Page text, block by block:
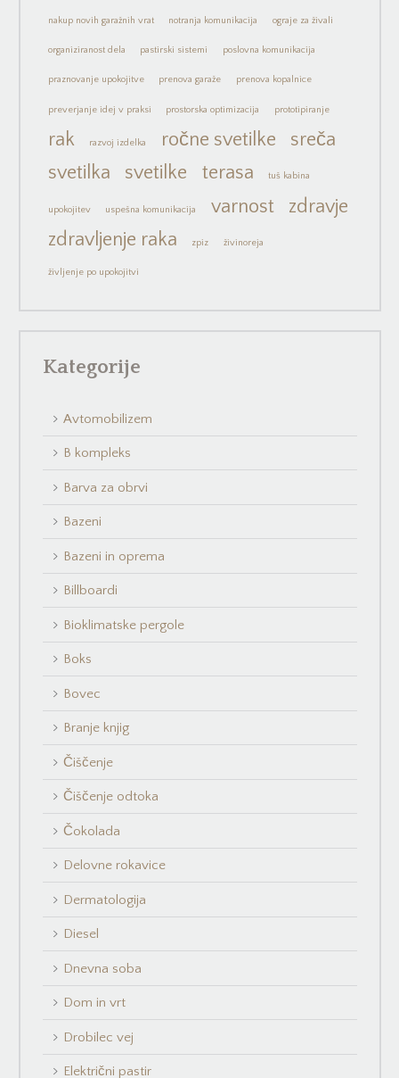
nakup novih garažnih vrat notranja komunikacija ograje za živali
organiziranost dela pastirski sistemi poslovna komunikacija
praznovanje upokojitve prenova garaže prenova kopalnice
preverjanje idej v praksi prostorska optimizacija prototipiranje
rak razvoj izdelka ročne svetilke
sreča
svetilka
svetilke terasa tuš kabina
upokojitev uspešna komunikacija varnost
zdravje
zdravljenje raka
zpiz živinoreja
življenje po upokojitvi
Kategorije
Avtomobilizem
B kompleks
Barva za obrvi
Bazeni
Bazeni in oprema
Billboardi
Bioklimatske pergole
Boks
Bovec
Branje knjig
Čiščenje
Čiščenje odtoka
Čokolada
Delovne rokavice
Dermatologija
Diesel
Dnevna soba
Dom in vrt
Drobilec vej
Električni pastir